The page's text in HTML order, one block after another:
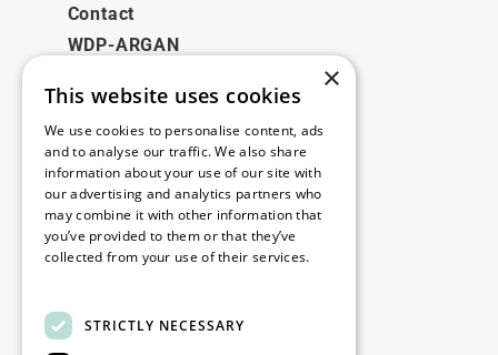
Contact
WDP-ARGAN
Juridisch
Disclaimer
Privacybeleid
Cookie Policy
Contact
×
This website uses cookies
We use cookies to personalise content, ads
and to analyse our traffic. We also share
information about your use of our site with
our advertising and analytics partners who
may combine it with other information that
you’ve provided to them or that they’ve
collected from your use of their services.
STRICTLY NECESSARY